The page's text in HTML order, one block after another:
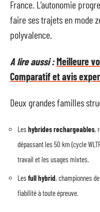
France. L’autonomie
faire ses trajets en mode
polyvalence.
A lire aussi :Meilleure
Comparatif et avis
Deux grandes familles
Les hybrides rechargeables,
dépassant les 50 km (cycle
travail et les usages mixtes.
Les full hybrid, championnes
fiabilité à toute épreuve.